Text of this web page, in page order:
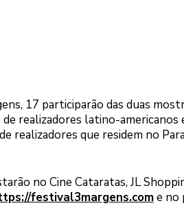
17 participarão das duas
realizadores latino-americanos
realizadores que residem no
no Cine Cataratas, JL
festival3margens.come no